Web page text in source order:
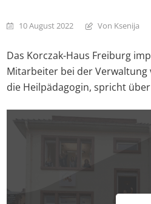
10 August 2022 Von Ksenija
Das Korczak-Haus Freiburg
Mitarbeiter bei der Verwaltung
die Heilpädagogin, spricht